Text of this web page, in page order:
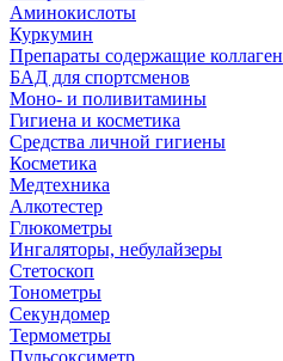
Аминокислоты
Куркумин
Препараты содержащие коллаген
БАД для спортсменов
Моно- и поливитамины
Гигиена и косметика
Средства личной гигиены
Косметика
Медтехника
Алкотестер
Глюкометры
Ингаляторы, небулайзеры
Стетоскоп
Тонометры
Секундомер
Термометры
Пульсоксиметр